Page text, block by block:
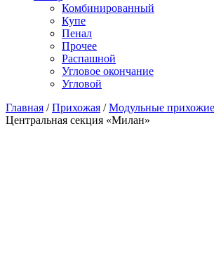
Комбинированный
Купе
Пенал
Прочее
Распашной
Угловое окончание
Угловой
Главная /Прихожая /Модульные прихожие
Центральная секция «Милан»